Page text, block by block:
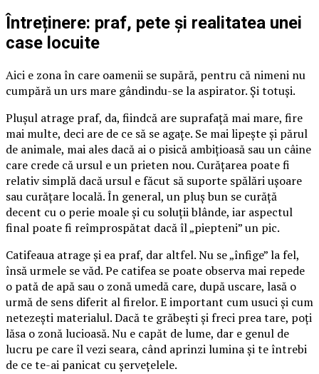
Întreținere: praf, pete și realitatea unei
case locuite
Aici e zona în care oamenii se supără, pentru că nimeni nu
cumpără un urs mare gândindu-se la aspirator. Și totuși.
Plușul atrage praf, da, fiindcă are suprafață mai mare, fire
mai multe, deci are de ce să se agațe. Se mai lipește și părul
de animale, mai ales dacă ai o pisică ambițioasă sau un câine
care crede că ursul e un prieten nou. Curățarea poate fi
relativ simplă dacă ursul e făcut să suporte spălări ușoare
sau curățare locală. În general, un pluș bun se curăță
decent cu o perie moale și cu soluții blânde, iar aspectul
final poate fi reîmprospătat dacă îl „piepteni” un pic.
Catifeaua atrage și ea praf, dar altfel. Nu se „înfige” la fel,
însă urmele se văd. Pe catifea se poate observa mai repede
o pată de apă sau o zonă umedă care, după uscare, lasă o
urmă de sens diferit al firelor. E important cum usuci și cum
netezești materialul. Dacă te grăbești și freci prea tare, poți
lăsa o zonă lucioasă. Nu e capăt de lume, dar e genul de
lucru pe care îl vezi seara, când aprinzi lumina și te întrebi
de ce te-ai panicat cu șervețelele.